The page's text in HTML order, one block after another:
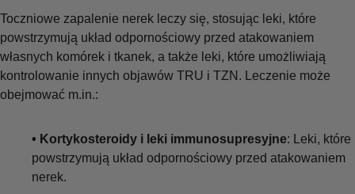
Toczniowe zapalenie nerek leczy się, stosując leki, które
powstrzymują układ odpornościowy przed atakowaniem
własnych komórek i tkanek, a także leki, które umożliwiają
kontrolowanie innych objawów TRU i TZN. Leczenie może
obejmować m.in.:
• Kortykosteroidy i leki immunosupresyjne: Leki, które
powstrzymują układ odpornościowy przed atakowaniem
nerek.